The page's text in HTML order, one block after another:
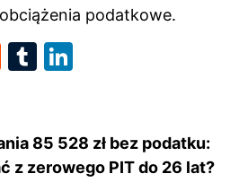
podatkowe.
R
di
t
T
bl
r
e
dI
85 528 zł bez podatku:
z zerowego PIT do 26 lat?